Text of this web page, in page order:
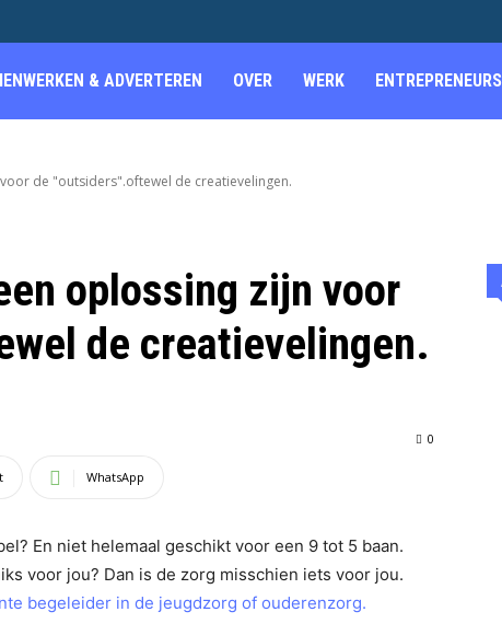
& ADVERTEREN OVER WERK
de "outsiders".oftewel de creatievelingen.
oplossing zijn voor
de creatievelingen.
0
WhatsApp
En niet helemaal geschikt voor een 9 tot 5 baan.
voor jou? Dan is de zorg misschien iets voor jou.
begeleider in de jeugdzorg of ouderenzorg.